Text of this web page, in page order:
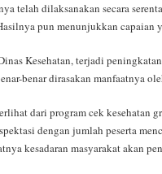
telah dilaksanakan secara
pun menunjukkan capaian
Kesehatan, terjadi
benar dirasakan manfaatnya
dari program cek kesehatan
dengan jumlah peserta
kesadaran masyarakat akan